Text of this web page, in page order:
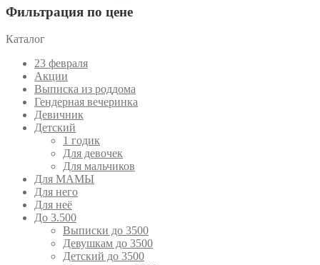
Фильтрация по цене
Каталог
23 февраля
Акции
Выписка из роддома
Гендерная вечеринка
Девичник
Детский
1 годик
Для девочек
Для мальчиков
Для МАМЫ
Для него
Для неё
До 3.500
Выписки до 3500
Девушкам до 3500
Детский до 3500